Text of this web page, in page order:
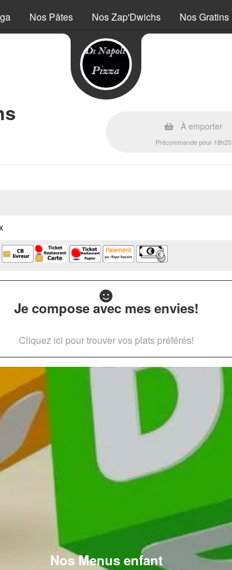
Nos Pâtes Nos Zap'Dwichs Nos Gratins
À emporter
Précommande pour 18h20
Je compose avec mes envies!
Cliquez ici pour trouver vos plats préférés!
Nos Menus enfant